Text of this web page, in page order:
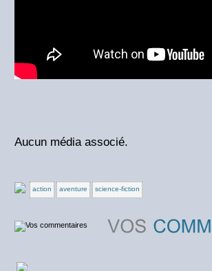
Aucun média associé.
action aventure science-fiction